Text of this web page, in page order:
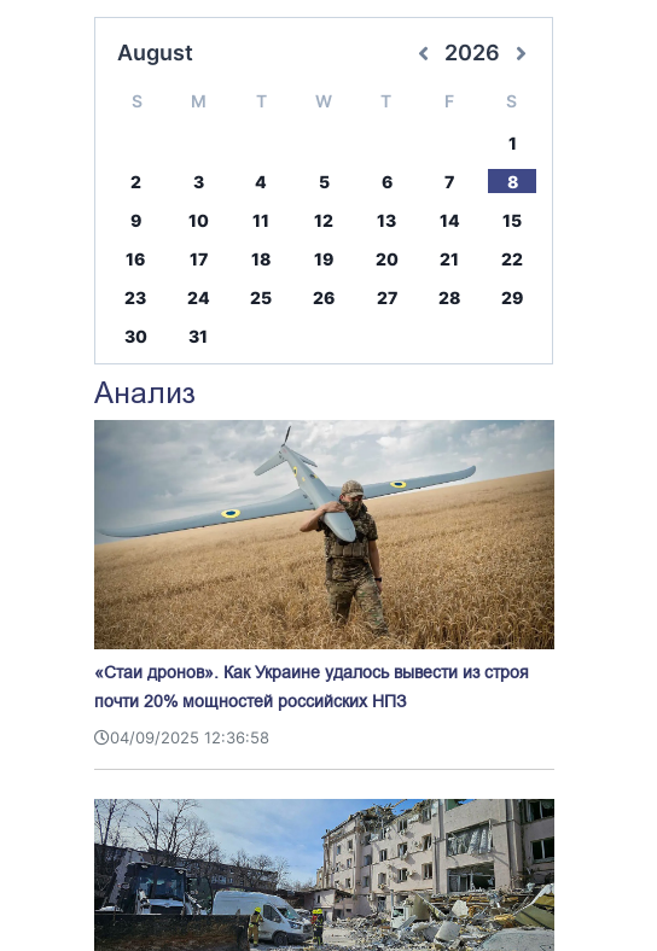
August 2026
S M T W T F S
1
2
3 4 5 6 7
8
9
10 11 12 13 14
15
16
17 18 19 20 21
22
23
24 25 26 27 28
29
30
31
Анализ
«Стаи дронов». Как Украине удалось вывести из строя
почти 20% мощностей российских НПЗ
04/09/2025 12:36:58